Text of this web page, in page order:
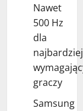
Nawet
500 Hz
dla
najbardziej
graczy
Samsung